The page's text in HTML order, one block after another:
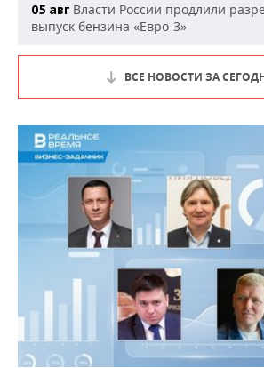
05 авг Власти России продлили
выпуск бензина «Евро-3»
ВСЕ НОВОСТИ ЗА